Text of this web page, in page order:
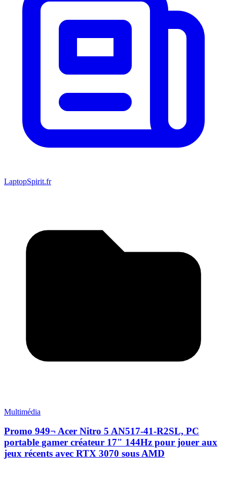
LaptopSpirit.fr
Multimédia
Promo 949¬ Acer Nitro 5 AN517-41-R2SL, PC
portable gamer créateur 17" 144Hz pour jouer aux
jeux récents avec RTX 3070 sous AMD